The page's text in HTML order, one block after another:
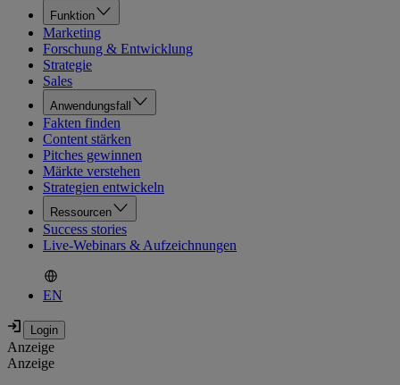
Funktion
Marketing
Forschung & Entwicklung
Strategie
Sales
Anwendungsfall
Fakten finden
Content stärken
Pitches gewinnen
Märkte verstehen
Strategien entwickeln
Ressourcen
Success stories
Live-Webinars & Aufzeichnungen
EN
Anzeige
Anzeige